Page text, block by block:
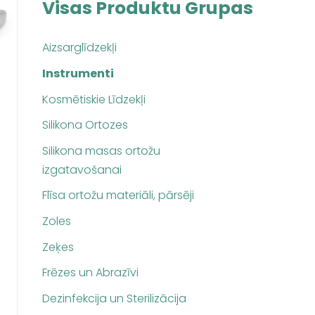
Visas Produktu Grupas
Aizsarglīdzekļi
Instrumenti
Kosmētiskie Līdzekļi
Silikona Ortozes
Silikona masas ortožu
izgatavošanai
Flīsa ortožu materiāli, pārsēji
Zoles
Zeķes
Frēzes un Abrazīvi
Dezinfekcija un Sterilizācija